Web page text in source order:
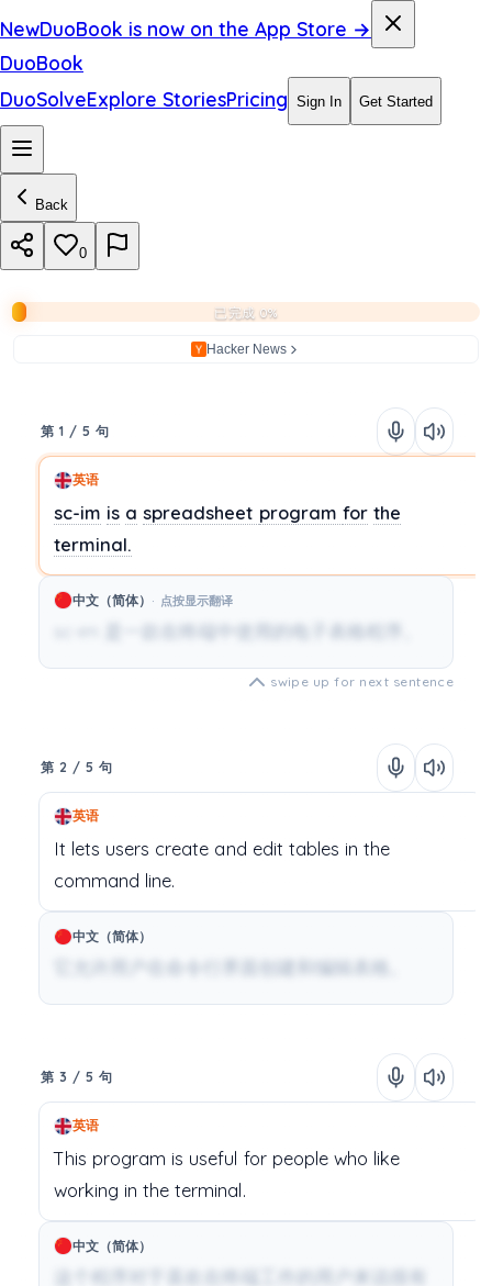
NewDuoBook is now on the App Store →
DuoBook
DuoSolveExplore StoriesPricing Sign In Get Started
Back
0
已完成 0%
Hacker News
第 1 / 5 句
英语
sc-im is a spreadsheet program for the
terminal.
中文（简体） 点按显示翻译
swipe up for next sentence
第 2 / 5 句
英语
It lets users create and edit tables in the
command line.
中文（简体）
它允许用户在命令行界面创建和编辑表格。
第 3 / 5 句
英语
This program is useful for people who like
working in the terminal.
中文（简体）
这个程序对于喜欢在终端工作的用户来说很有